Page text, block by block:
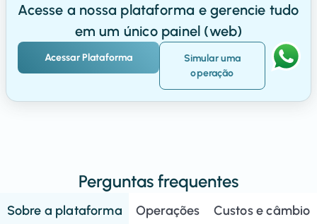
Acesse a nossa plataforma e gerencie tudo
em um único painel (web)
Acessar Plataforma
Simular uma
operação
Perguntas frequentes
Sobre a plataforma Operações Custos e câmbio